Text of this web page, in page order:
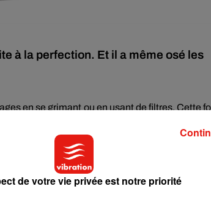
à la perfection. Et il a même osé les
en se grimant ou en usant de filtres. Cette
de la chanson
Pense A Moi Comme
d’ailleurs quelques fans dans
roi de l’imitation ». Mais alors, pourquoi une
de votre vie privée est notre priorité